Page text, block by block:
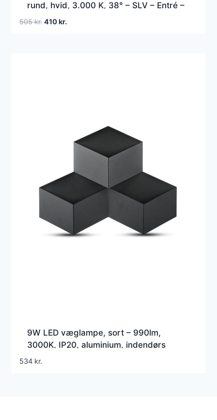
rund, hvid, 3.000 K, 38° – SLV – Entré –
Aluminium – Med én lyskilde
505kr. Den
410 kr.Den
9W LED væglampe, sort – 990lm,
3000K, IP20, aluminium, indendørs
534 kr.